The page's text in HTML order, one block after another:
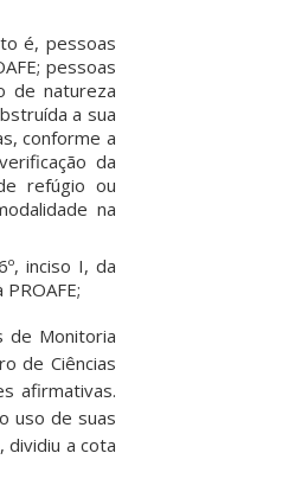
é, pessoas
pessoas
de natureza
a sua
conforme a
da
refúgio ou
na
inciso I, da
de Monitoria
de Ciências
afirmativas.
uso de suas
dividiu a cota